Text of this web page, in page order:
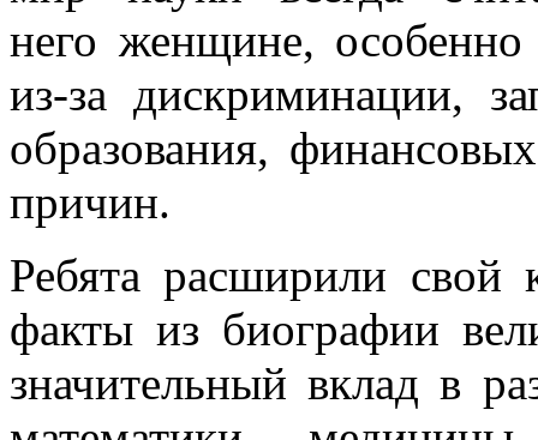
него женщине,
из-за дискриминации,
образования,
причин.
Ребятарасширили свой
факты из биографии
значительный вклад в